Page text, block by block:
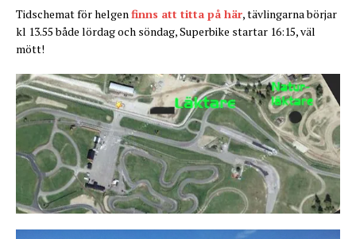
Tidschemat för helgenfinns att titta på här, tävlingarna börjar
kl 13.55 både lördag och söndag, Superbike startar 16:15, väl
mött!